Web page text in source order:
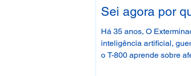
Sei agora por
Há 35 anos, O
inteligência artificial,
o T-800 aprende sobre